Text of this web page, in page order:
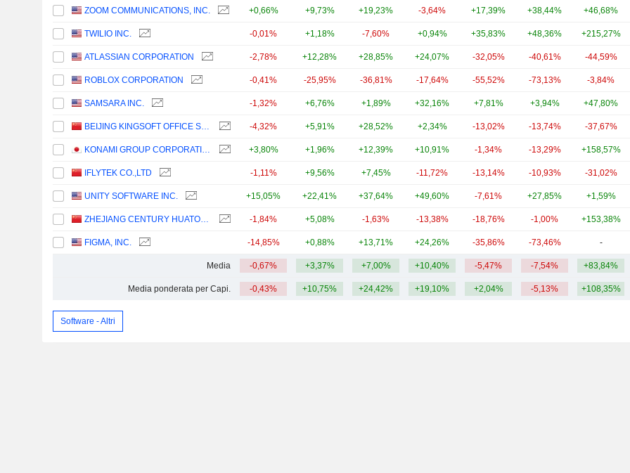
ZOOM COMMUNICATIONS, INC. +0,66% +9,73% +19,23% -3,64% +17,39% +38,44% +46,68%
TWILIO INC. -0,01% +1,18% -7,60% +0,94% +35,83% +48,36% +215,27%
ATLASSIAN CORPORATION -2,78% +12,28% +28,85% +24,07% -32,05% -40,61% -44,59%
ROBLOX CORPORATION -0,41% -25,95% -36,81% -17,64% -55,52% -73,13% -3,84%
SAMSARA INC. -1,32% +6,76% +1,89% +32,16% +7,81% +3,94% +47,80%
BEIJING KINGSOFT OFFICE SOFTWARE, INC. -4,32% +5,91% +28,52% +2,34% -13,02% -13,74% -37,67%
KONAMI GROUP CORPORATION +3,80% +1,96% +12,39% +10,91% -1,34% -13,29% +158,57%
IFLYTEK CO.,LTD -1,11% +9,56% +7,45% -11,72% -13,14% -10,93% -31,02%
UNITY SOFTWARE INC. +15,05% +22,41% +37,64% +49,60% -7,61% +27,85% +1,59%
ZHEJIANG CENTURY HUATONG GROUP CO.,LTD -1,84% +5,08% -1,63% -13,38% -18,76% -1,00% +153,38%
FIGMA, INC. -14,85% +0,88% +13,71% +24,26% -35,86% -73,46% -
Media -0,67% +3,37% +7,00% +10,40% -5,47% -7,54% +83,84%
Media ponderata per Capi. -0,43% +10,75% +24,42% +19,10% +2,04% -5,13% +108,35%
Software - Altri